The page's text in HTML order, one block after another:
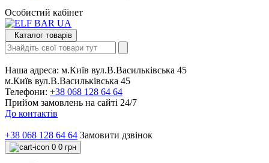
Особистий кабінет
Каталог товарів
Наша адреса: м.Київ вул.В.Васильківська 45
м.Київ вул.В.Васильківська 45
Телефони: +38 068 128 64 64
Прийом замовлень на сайті 24/7
До контактів
+38 068 128 64 64 Замовити дзвінок
0 0 грн